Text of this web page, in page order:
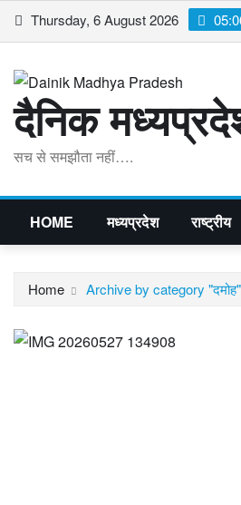
Skip Thursday, 6 August 2026
दैनिक
सच से समझौता नहीं….
HOME मध्यप्रदेश राष्ट्रीय
Home Archive by category "दमोह"